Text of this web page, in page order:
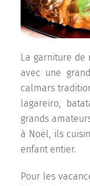
La garniture
avec une
calmars
lagareiro,
grands
à Noël, ils
enfant entier.
Pour les